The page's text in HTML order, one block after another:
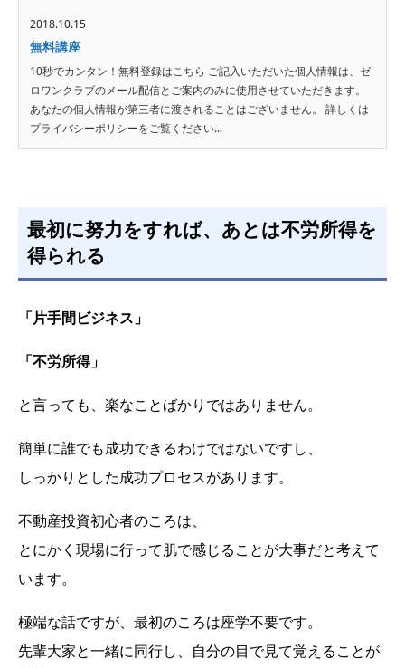
2018.10.15
無料講座
10秒でカンタン！無料登録はこちら ご記入いただいた個人情報は、ゼ
ロワンクラブのメール配信とご案内のみに使用させていただきます。
あなたの個人情報が第三者に渡されることはございません。 詳しくは
プライバシーポリシーをご覧ください...
最初に努力をすれば、あとは不労所得を
得られる
「片手間ビジネス」
「不労所得」
と言っても、楽なことばかりではありません。
簡単に誰でも成功できるわけではないですし、
しっかりとした成功プロセスがあります。
不動産投資初心者のころは、
とにかく現場に行って肌で感じることが大事だと考えて
います。
極端な話ですが、最初のころは座学不要です。
先輩大家と一緒に同行し、自分の目で見て覚えることが